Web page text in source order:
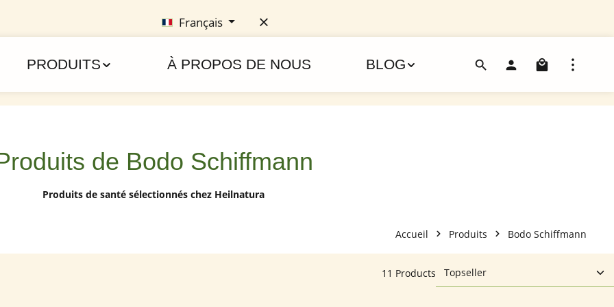
Français
PRODUITS À PROPOS DE NOUS BLOG Le
de Bodo Schiffmann
Produits de santé sélectionnés chez Heilnatura
Accueil Produits Bodo Schiffmann
11 Products